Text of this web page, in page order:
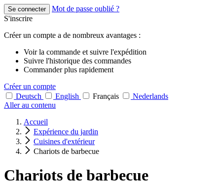
Se connecter
Mot de passe oublié ?
S'inscrire
Créer un compte a de nombreux avantages :
Voir la commande et suivre l'expédition
Suivre l'historique des commandes
Commander plus rapidement
Créer un compte
Deutsch
English Français
Nederlands
Aller au contenu
Accueil
Expérience du jardin
Cuisines d'extérieur
Chariots de barbecue
Chariots de barbecue